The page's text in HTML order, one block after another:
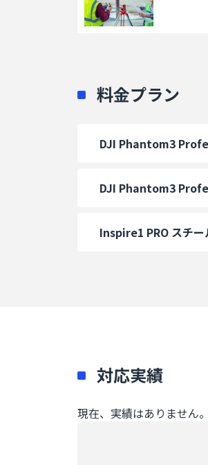
料金プラン
DJI Phantom3
DJI Phantom3
Inspire1 PRO スチ
対応実績
現在、実績はありません。